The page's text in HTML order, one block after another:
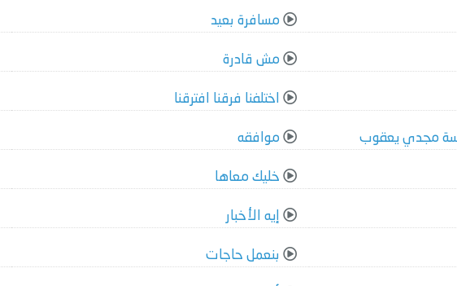
مسافرة بعيد
مش قادرة
اختلفنا فرقنا افترقنا
مجدي يعقوب موافقه
خليك معاها
إيه الأخبار
بنعمل حاجات